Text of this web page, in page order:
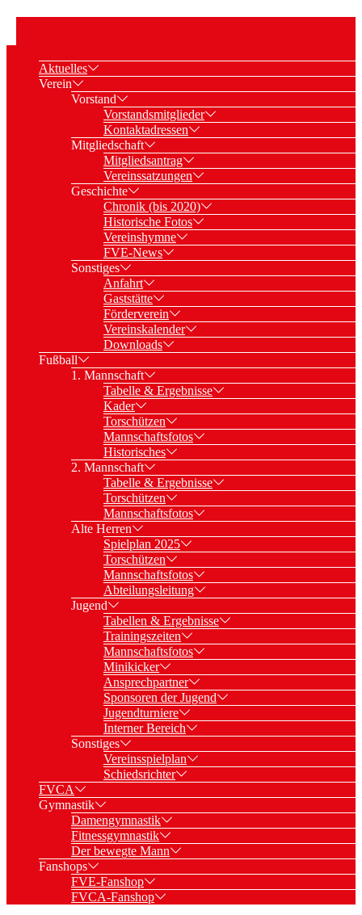
Aktuelles
Verein
Vorstand
Vorstandsmitglieder
Kontaktadressen
Mitgliedschaft
Mitgliedsantrag
Vereinssatzungen
Geschichte
Chronik (bis 2020)
Historische Fotos
Vereinshymne
FVE-News
Sonstiges
Anfahrt
Gaststätte
Förderverein
Vereinskalender
Downloads
Fußball
1. Mannschaft
Tabelle & Ergebnisse
Kader
Torschützen
Mannschaftsfotos
Historisches
2. Mannschaft
Tabelle & Ergebnisse
Torschützen
Mannschaftsfotos
Alte Herren
Spielplan 2025
Torschützen
Mannschaftsfotos
Abteilungsleitung
Jugend
Tabellen & Ergebnisse
Trainingszeiten
Mannschaftsfotos
Minikicker
Ansprechpartner
Sponsoren der Jugend
Jugendturniere
Interner Bereich
Sonstiges
Vereinsspielplan
Schiedsrichter
FVCA
Gymnastik
Damengymnastik
Fitnessgymnastik
Der bewegte Mann
Fanshops
FVE-Fanshop
FVCA-Fanshop